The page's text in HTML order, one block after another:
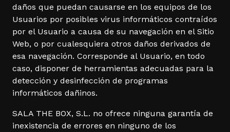
daños que puedan causarse en los equipos de los
Usuarios por posibles virus informáticos contraídos
por el Usuario a causa de su navegación en el Sitio
Web, o por cualesquiera otros daños derivados de
esa navegación. Corresponde al Usuario, en todo
caso, disponer de herramientas adecuadas para la
detección y desinfección de programas
informáticos dañinos.
SALA THE BOX, S.L. no ofrece ninguna garantía de
inexistencia de errores en ninguno de los